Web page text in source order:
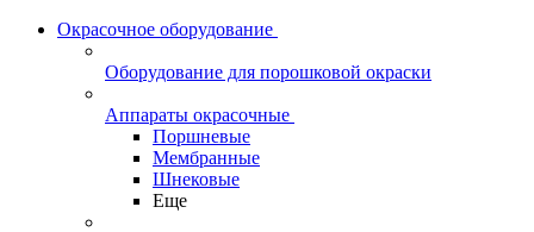
Окрасочное оборудование
Оборудование для порошковой окраски
Аппараты окрасочные
Поршневые
Мембранные
Шнековые
Еще